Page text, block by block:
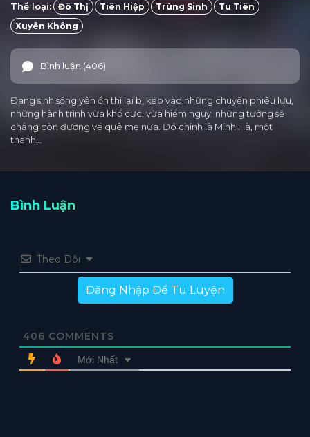
Thể loại: Đô Thị Tiên Hiệp Trùng Sinh
Tu Tiên
Xuyên Không
Bình luận (406)
Đang sinh sống yên ổn thì lại bị kéo vào những chuyến phiêu lưu,
những hành trình vừa khổ cực, vừa hiểm nguy, những tưởng sẽ
chẳng còn đường về quê mẹ nữa. Đó chinh là Minh Hà, một
thanh…
Bình Luận
Theo Dõi
Đăng Nhập Để Tu Luyện
406 COMMENTS
Mới Nhất